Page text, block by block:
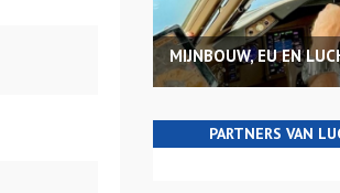
MIJNBOUW, EU EN
PARTNERS VAN